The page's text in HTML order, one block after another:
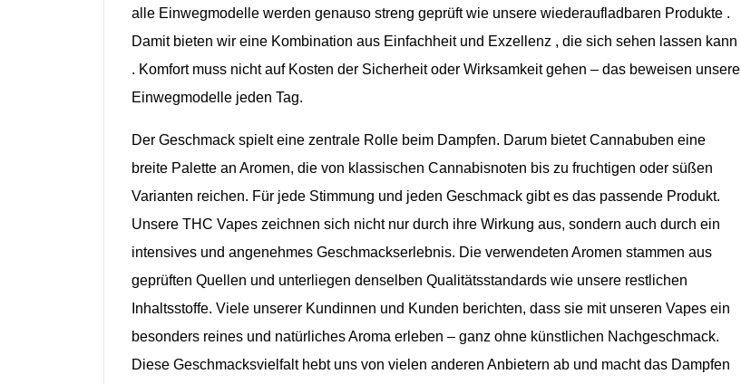
alle Einwegmodelle werden genauso streng geprüftwie unsere wiederaufladbaren Produkte .
Damit bieten wir eine Kombination aus Einfachheit und Exzellenz , die sich sehen lassen kann
. Komfort muss nicht auf Kosten der Sicherheitoder Wirksamkeitgehen – das beweisen unsere
Einwegmodelle jeden Tag.
Der Geschmack spielteine zentrale Rolle beim Dampfen. Darum bietetCannabuben eine
breite Palette an Aromen, die von klassischen Cannabisnoten bis zu fruchtigen oder süßen
Varianten reichen. Für jede Stimmung und jeden Geschmack gibtes das passende Produkt.
Unsere THC Vapes zeichnen sich nichtnur durch ihre Wirkung aus, sondern auch durch ein
intensives und angenehmes Geschmackserlebnis. Die verwendeten Aromen stammen aus
geprüften Quellen und unterliegen denselben Qualitätsstandards wie unsere restlichen
Inhaltsstoffe. Viele unserer Kundinnen und Kunden berichten, dass sie mitunseren Vapes ein
besonders reines und natürlichesAroma erleben – ganz ohne künstlichen Nachgeschmack.
Diese Geschmacksvielfalthebtuns von vielen anderen Anbietern ab und machtdas Dampfen